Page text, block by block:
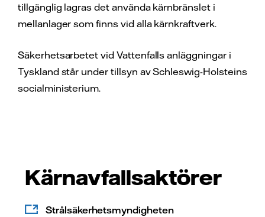
tillgänglig lagras det använda kärnbränslet i
mellanlager som finns vid alla kärnkraftverk.
Säkerhetsarbetet vid Vattenfalls anläggningar i
Tyskland står under tillsyn av Schleswig-Holsteins
socialministerium.
Kärnavfallsaktörer
Strålsäkerhetsmyndigheten